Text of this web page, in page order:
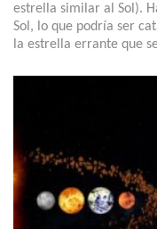
estrella similar al Sol).
Sol, lo que podría ser
la estrella errante que